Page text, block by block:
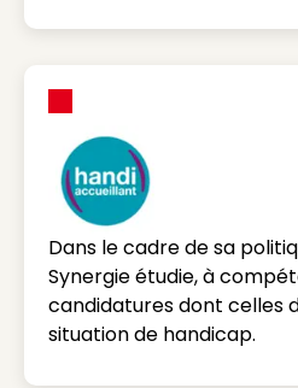
Dans le cadre de sa
Synergie étudie, à
candidatures dont celles
situation de handicap.